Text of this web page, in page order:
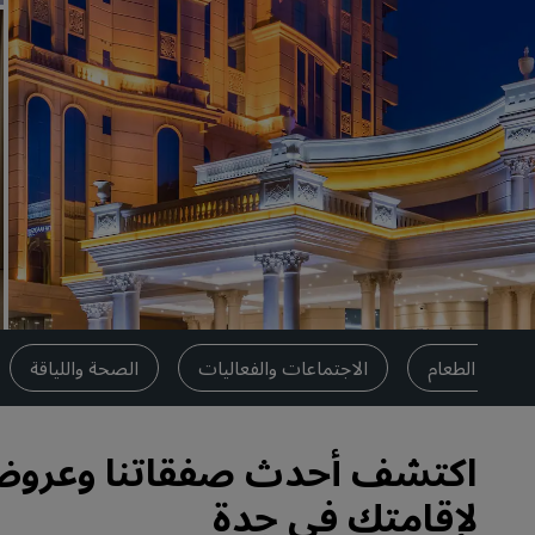
العلامات التجارية التابعة في الصين
تناول الطعام الاجتماعات والفعاليات الصحة واللياقة
اكتشف أحدث صفقاتنا
لإقامتك في جدة